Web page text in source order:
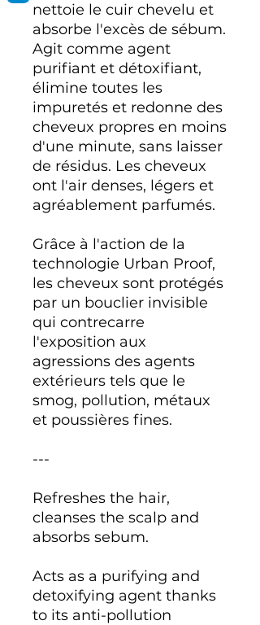
nettoie le cuir chevelu et
absorbe l'excès de sébum.
Agit comme agent
purifiant et détoxifiant,
élimine toutes les
impuretés et redonne des
cheveux propres en moins
d'une minute, sans laisser
de résidus. Les cheveux
ont l'air denses, légers et
agréablement parfumés.
Grâce à l'action de la
technologie Urban Proof,
les cheveux sont protégés
par un bouclier invisible
qui contrecarre
l'exposition aux
agressions des agents
extérieurs tels que le
smog, pollution, métaux
et poussières fines.
---
Refreshes the hair,
cleanses the scalp and
absorbs sebum.
Acts as a purifying and
detoxifying agent thanks
to its anti-pollution